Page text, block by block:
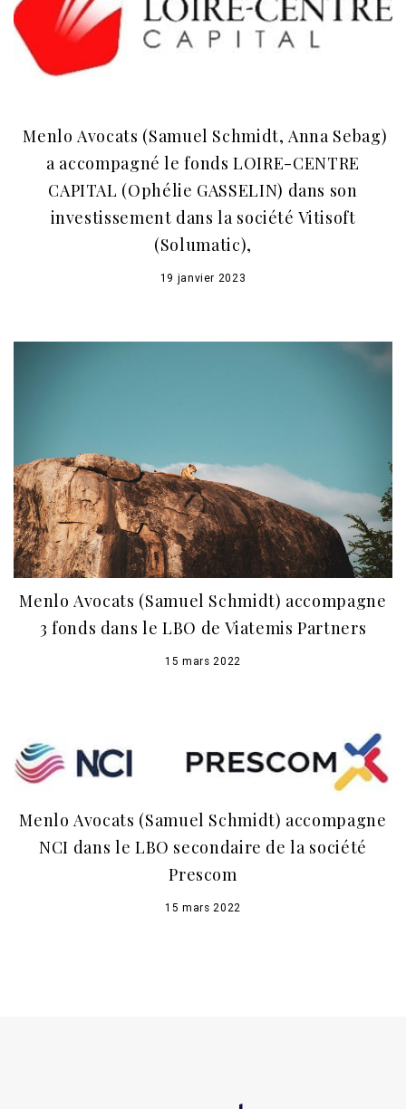
Menlo Avocats (Samuel Schmidt, Anna Sebag)
a accompagné le fonds LOIRE-CENTRE
CAPITAL (Ophélie GASSELIN) dans son
investissement dans la société Vitisoft
(Solumatic),
19 janvier 2023
Menlo Avocats (Samuel Schmidt) accompagne
3 fonds dans le LBO de Viatemis Partners
15 mars 2022
Menlo Avocats (Samuel Schmidt) accompagne
NCI dans le LBO secondaire de la société
Prescom
15 mars 2022